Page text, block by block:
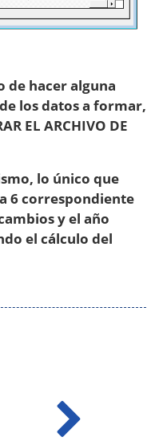
de hacer alguna
los datos a formar,
EL ARCHIVO DE
lo único que
6 correspondiente
y el año
el cálculo del